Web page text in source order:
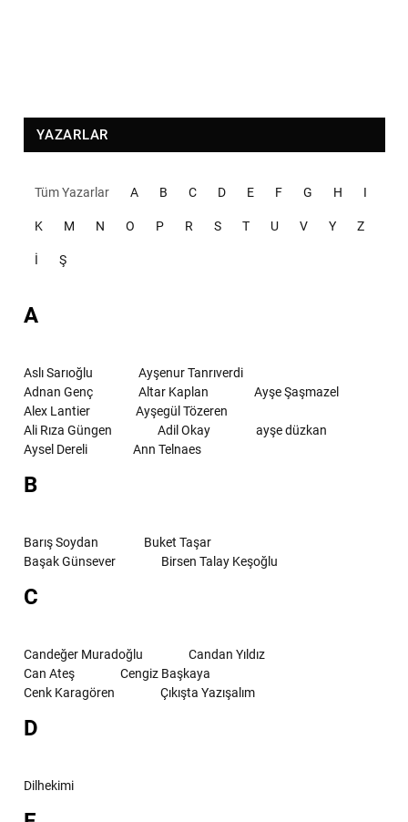
YAZARLAR
Tüm Yazarlar A B C D E F G H I
K M N O P R S T U V Y Z
İ Ş
A
Aslı Sarıoğlu
Ayşenur Tanrıverdi
Adnan Genç
Altar Kaplan
Ayşe Şaşmazel
Alex Lantier
Ayşegül Tözeren
Ali Rıza Güngen
Adil Okay
ayşe düzkan
Aysel Dereli
Ann Telnaes
B
Barış Soydan
Buket Taşar
Başak Günsever
Birsen Talay Keşoğlu
C
Candeğer Muradoğlu
Candan Yıldız
Can Ateş
Cengiz Başkaya
Cenk Karagören
Çıkışta Yazışalım
D
Dilhekimi